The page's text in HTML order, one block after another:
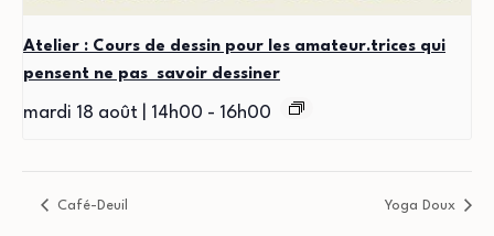
Atelier : Cours de dessin pour les amateur.trices qui
pensent ne pas savoir dessiner
mardi 18 août | 14h00 - 16h00
Café-Deuil Yoga Doux